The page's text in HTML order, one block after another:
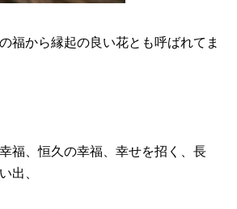
福から縁起の良い花とも呼ばれてま
福、恒久の幸福、幸せを招く、長
出、